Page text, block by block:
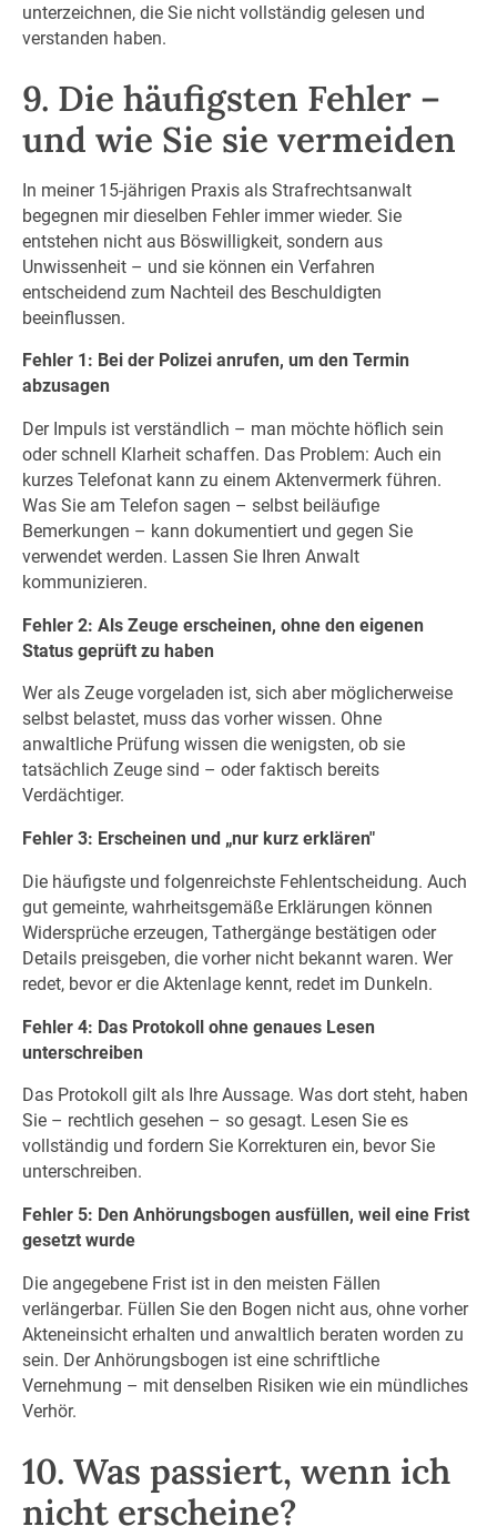
unterzeichnen, die Sie nicht vollständig gelesen und
verstanden haben.
9. Die häufigsten Fehler –
und wie Sie sie vermeiden
In meiner 15-jährigen Praxis als Strafrechtsanwalt
begegnen mir dieselben Fehler immer wieder. Sie
entstehen nicht aus Böswilligkeit, sondern aus
Unwissenheit – und sie können ein Verfahren
entscheidend zum Nachteil des Beschuldigten
beeinflussen.
Fehler 1: Bei der Polizei anrufen, um den Termin
abzusagen
Der Impuls ist verständlich – man möchte höflich sein
oder schnell Klarheit schaffen. Das Problem: Auch ein
kurzes Telefonat kann zu einem Aktenvermerk führen.
Was Sie am Telefon sagen – selbst beiläufige
Bemerkungen – kann dokumentiert und gegen Sie
verwendet werden. Lassen Sie Ihren Anwalt
kommunizieren.
Fehler 2: Als Zeuge erscheinen, ohne den eigenen
Status geprüft zu haben
Wer als Zeuge vorgeladen ist, sich aber möglicherweise
selbst belastet, muss das vorher wissen. Ohne
anwaltliche Prüfung wissen die wenigsten, ob sie
tatsächlich Zeuge sind – oder faktisch bereits
Verdächtiger.
Fehler 3: Erscheinen und „nur kurz erklären"
Die häufigste und folgenreichste Fehlentscheidung. Auch
gut gemeinte, wahrheitsgemäße Erklärungen können
Widersprüche erzeugen, Tathergänge bestätigen oder
Details preisgeben, die vorher nicht bekannt waren. Wer
redet, bevor er die Aktenlage kennt, redet im Dunkeln.
Fehler 4: Das Protokoll ohne genaues Lesen
unterschreiben
Das Protokoll gilt als Ihre Aussage. Was dort steht, haben
Sie – rechtlich gesehen – so gesagt. Lesen Sie es
vollständig und fordern Sie Korrekturen ein, bevor Sie
unterschreiben.
Fehler 5: Den Anhörungsbogen ausfüllen, weil eine Frist
gesetzt wurde
Die angegebene Frist ist in den meisten Fällen
verlängerbar. Füllen Sie den Bogen nicht aus, ohne vorher
Akteneinsicht erhalten und anwaltlich beraten worden zu
sein. Der Anhörungsbogen ist eine schriftliche
Vernehmung – mit denselben Risiken wie ein mündliches
Verhör.
10. Was passiert, wenn ich
nicht erscheine?